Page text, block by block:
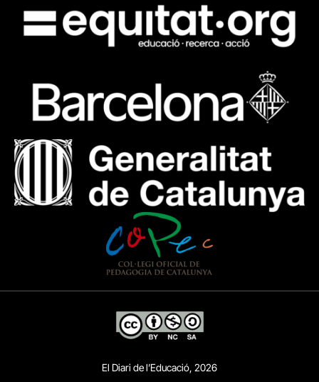
El Diari de l’Educació, 2026